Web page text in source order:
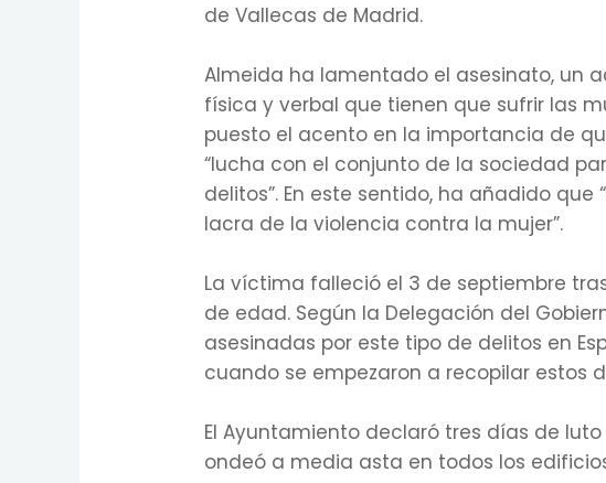
de Vallecas de Madrid.
Almeida ha lamentado el asesinato, un
física y verbal que tienen que sufrir las
puesto el acento en la importancia de
“lucha con el conjunto de la sociedad
delitos”. En este sentido, ha añadido
lacra de la violencia contra la mujer”.
La víctima falleció el 3 de septiembre
de edad. Según la Delegación del
asesinadas por este tipo de delitos en
cuando se empezaron a recopilar estos
El Ayuntamiento declaró tres días de
ondeó a media asta en todos los